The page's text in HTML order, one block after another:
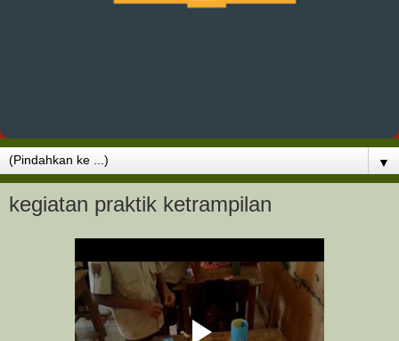
▼
kegiatan praktik ketrampilan